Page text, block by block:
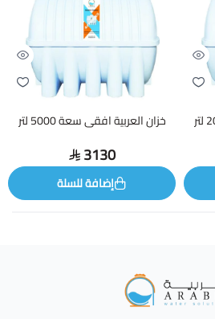
خزان العربية افقى سعة 5000 لتر
3130
إضافة للسلة